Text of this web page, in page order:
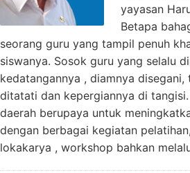
yayasan
Betapa
seorang guru yang tampil penuh
siswanya. Sosok guru yang selalu
kedatangannya , diamnya disegani,
ditatati dan kepergiannya di
daerah berupaya untuk
dengan berbagai kegiatan
lokakarya , workshop bahkan